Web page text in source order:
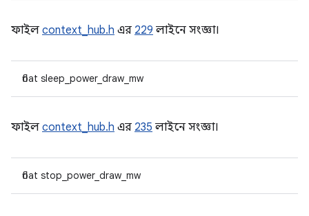
ফাইল context_hub.h এর 229 লাইনে সংজ্ঞা।
float sleep_power_draw_mw
ফাইল context_hub.h এর 235 লাইনে সংজ্ঞা।
float stop_power_draw_mw